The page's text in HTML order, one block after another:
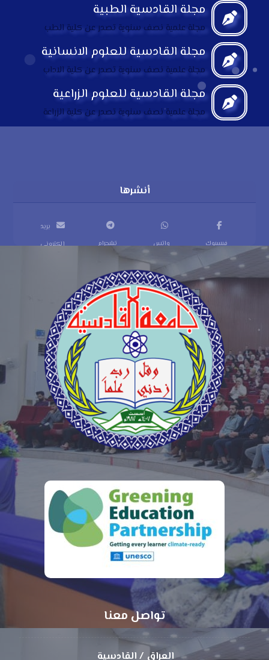
مجلة القادسية الطبية
مجلة علمية نصف سنوية تصدر عن كلية الطب
مجلة القادسية للعلوم الانسانية
مجلة علمية نصف سنوية تصدر عن كلية الاداب
مجلة القادسية للعلوم الزراعية
مجلة علمية نصف سنوية تصدر عن كلية الزراعة
فيسبوك
واتس
تيليجرام
بريد
إلكتروني
تواصل معنا
العراق / القادسية